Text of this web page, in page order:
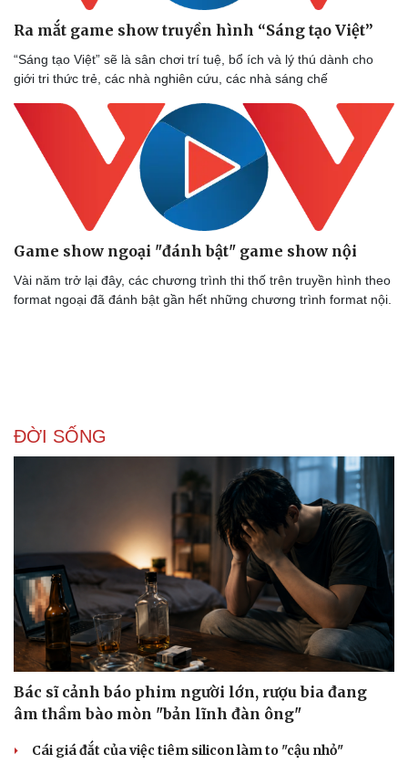
Doanh nghiệp Công nghệ
Ra mắt game show truyền hình “Sáng tạo Việt”
“Sáng tạo Việt” sẽ là sân chơi trí tuệ, bổ ích và lý thú dành cho
giới tri thức trẻ, các nhà nghiên cứu, các nhà sáng chế
Game show ngoại "đánh bật" game show nội
Vài năm trở lại đây, các chương trình thi thố trên truyền hình theo
format ngoại đã đánh bật gần hết những chương trình format nội.
ĐỜI SỐNG
Bác sĩ cảnh báo phim người lớn, rượu bia đang
âm thầm bào mòn "bản lĩnh đàn ông"
Cái giá đắt của việc tiêm silicon làm to "cậu nhỏ"